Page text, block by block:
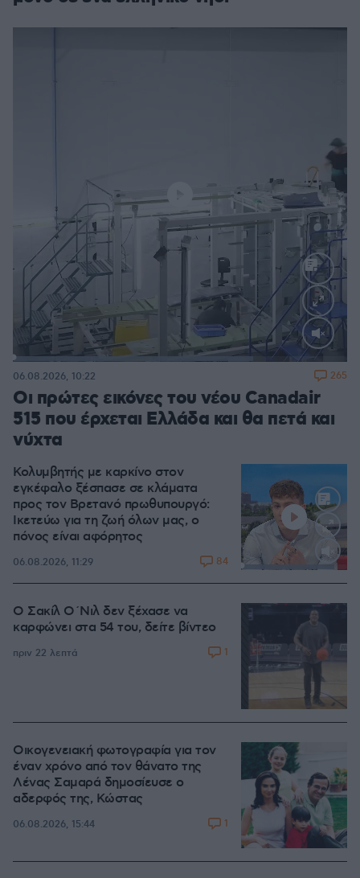
Loaded
Οι πρώτες εικόνες του νέου Canadair
515 που έρχεται Ελλάδα και θα πετά και
νύχτα
06.08.2026, 10:22 265
Loaded
Κολυμβητής με καρκίνο στον
εγκέφαλο ξέσπασε σε κλάματα
προς τον Βρετανό πρωθυπουργό:
Ικετεύω για τη ζωή όλων μας, ο
πόνος είναι αφόρητος
06.08.2026, 11:29 84
Ο Σακίλ Ο΄Νιλ δεν ξέχασε να
καρφώνει στα 54 του, δείτε βίντεο
πριν 22 λεπτά 1
Οικογενειακή φωτογραφία για τον
έναν χρόνο από τον θάνατο της
Λένας Σαμαρά δημοσίευσε ο
αδερφός της, Κώστας
06.08.2026, 15:44 1